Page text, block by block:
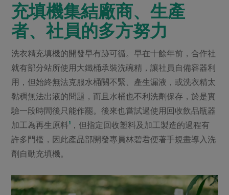
充填機集結廠商、生產
者、社員的多方努力
洗衣精充填機的開發早有跡可循。早在十餘年前，合作社
就有部分站所使用大鐵桶承裝洗碗精，讓社員自備容器利
用，但始終無法克服水桶關不緊、產生漏液，或洗衣精太
黏稠無法出液的問題，而且水桶也不利洗劑保存，於是實
驗一段時間後只能作罷。後來也嘗試過使用回收飲品瓶器
加工為再生原料¹ ，但指定回收塑料及加工製造的過程有
許多門檻，因此產品部開發專員林碧君便著手規畫導入洗
劑自動充填機。